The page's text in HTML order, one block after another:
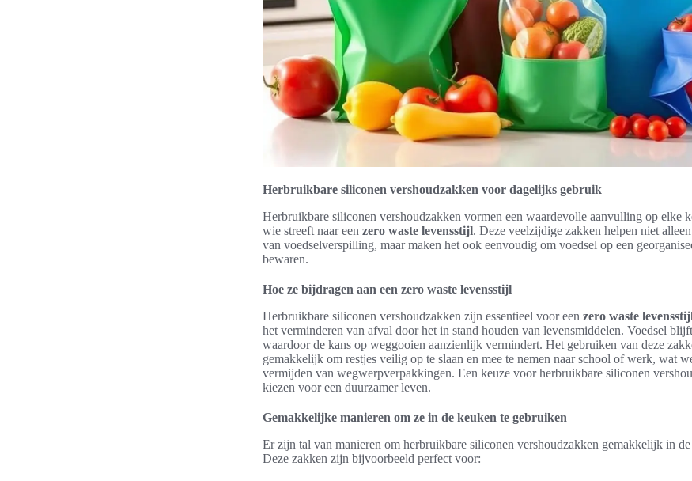
Herbruikbare siliconen vershoudzakken voor dagelijks gebruik
Herbruikbare siliconen vershoudzakken vormen een waardevolle aanvulling op elke
wie streeft naar een zero waste levensstijl. Deze veelzijdige zakken helpen niet
van voedselverspilling, maar maken het ook eenvoudig om voedsel op een
bewaren.
Hoe ze bijdragen aan een zero waste levensstijl
Herbruikbare siliconen vershoudzakken zijn essentieel voor een zero waste
het verminderen van afval door het in stand houden van levensmiddelen. Voedsel
waardoor de kans op weggooien aanzienlijk vermindert. Het gebruiken van deze
gemakkelijk om restjes veilig op te slaan en mee te nemen naar school of werk, wat
vermijden van wegwerpverpakkingen. Een keuze voor herbruikbare siliconen
kiezen voor een duurzamer leven.
Gemakkelijke manieren om ze in de keuken te gebruiken
Er zijn tal van manieren om herbruikbare siliconen vershoudzakken gemakkelijk in
Deze zakken zijn bijvoorbeeld perfect voor: